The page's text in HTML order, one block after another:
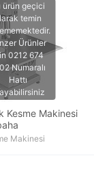
Kesme Makinesi
Makinesi